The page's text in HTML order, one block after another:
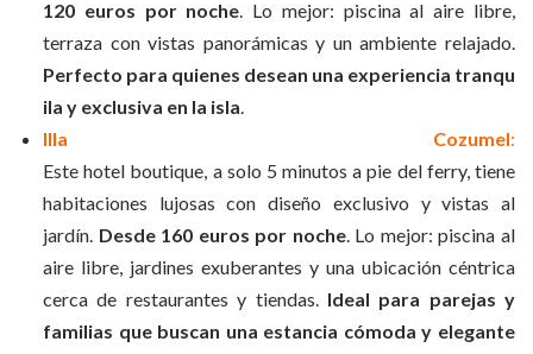
120 euros por noche. Lo mejor: piscina al aire libre,
terraza con vistas panorámicas y un ambiente relajado.
Perfecto para quienes desean una experiencia tranqu
ila y exclusiva en la isla.
Illa Cozumel:
Este hotel boutique, a solo 5 minutos a pie del ferry, tiene
habitaciones lujosas con diseño exclusivo y vistas al
jardín. Desde 160 euros por noche. Lo mejor: piscina al
aire libre, jardines exuberantes y una ubicación céntrica
cerca de restaurantes y tiendas. Ideal para parejas y
familias que buscan una estancia cómoda y elegante